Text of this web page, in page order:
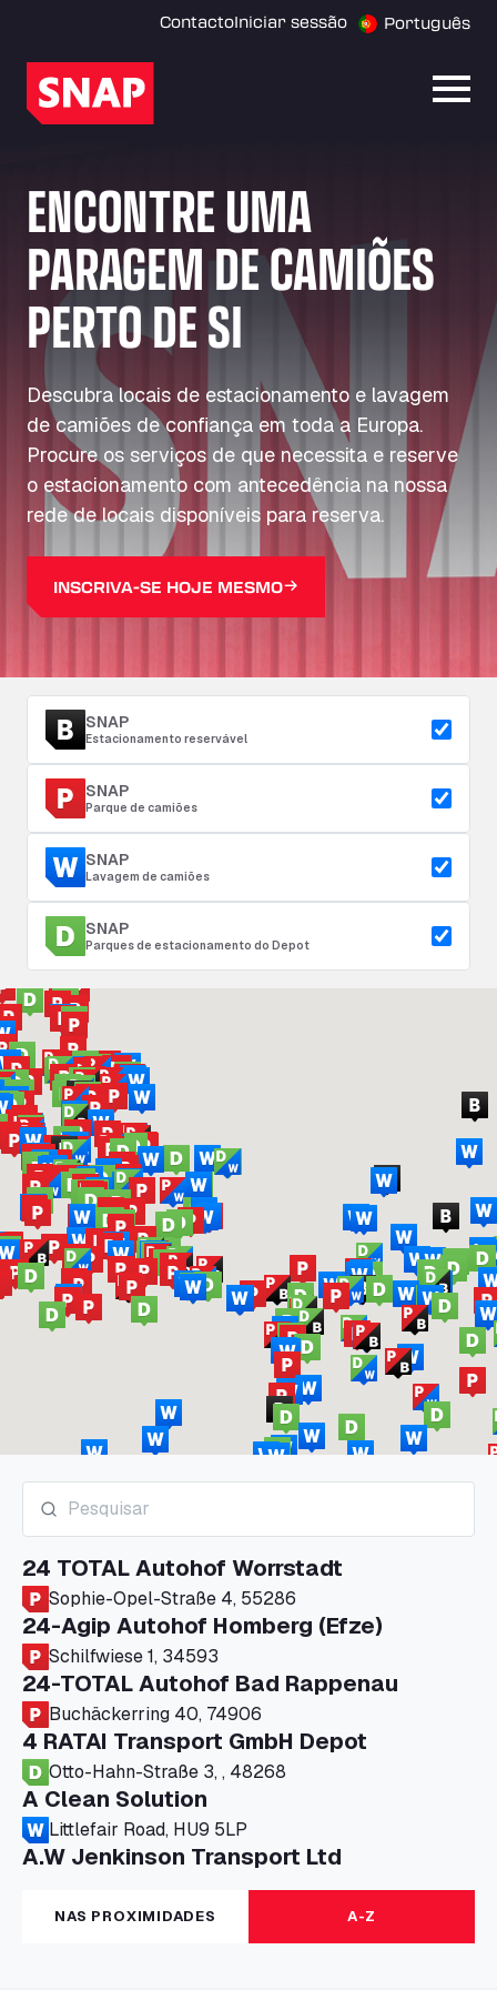
ContactoIniciar sessão Português
ENCONTRE UMA
PARAGEM DE CAMIÕES
PERTO DE SI
Descubra locais de estacionamento e lavagem
de camiões de confiança em toda a Europa.
Procure os serviços de que necessita e reserve
o estacionamento com antecedência na nossa
rede de locais disponíveis para reserva.
INSCRIVA-SE HOJE MESMO
SNAP
Estacionamento reservável
SNAP
Parque de camiões
SNAP
Lavagem de camiões
SNAP
Parques de estacionamento do Depot
24 TOTAL Autohof Worrstadt
Sophie-Opel-Straße 4, 55286
24-Agip Autohof Homberg (Efze)
Schilfwiese 1, 34593
24-TOTAL Autohof Bad Rappenau
Buchäckerring 40, 74906
4 RATAI Transport GmbH Depot
Otto-Hahn-Straße 3, , 48268
A Clean Solution
Littlefair Road, HU9 5LP
A.W Jenkinson Transport Ltd
Progress House, ME11 5GA
A+G Nettetal - Depot Parking
Am Panneschopp 7, 41334
NAS PROXIMIDADES A-Z